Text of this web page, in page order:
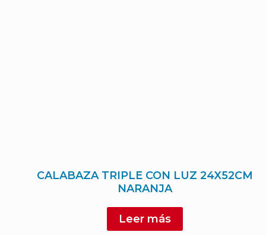
CALABAZA TRIPLE CON LUZ 24X52CM
NARANJA
Leer más